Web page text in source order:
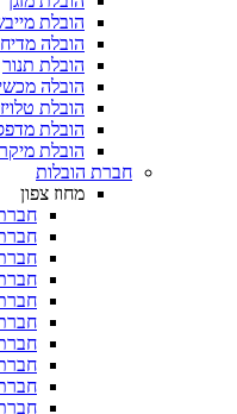
הובלת
הובלה
הובלת תנור
הובלה
הובלת
הובלת
הובלת
חברת הובלות
מחוז צפון